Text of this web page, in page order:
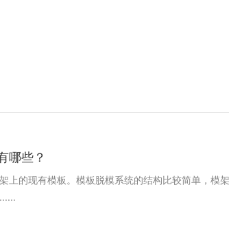
哪些？
上的现有模板。模板脱模系统的结构比较简单，模